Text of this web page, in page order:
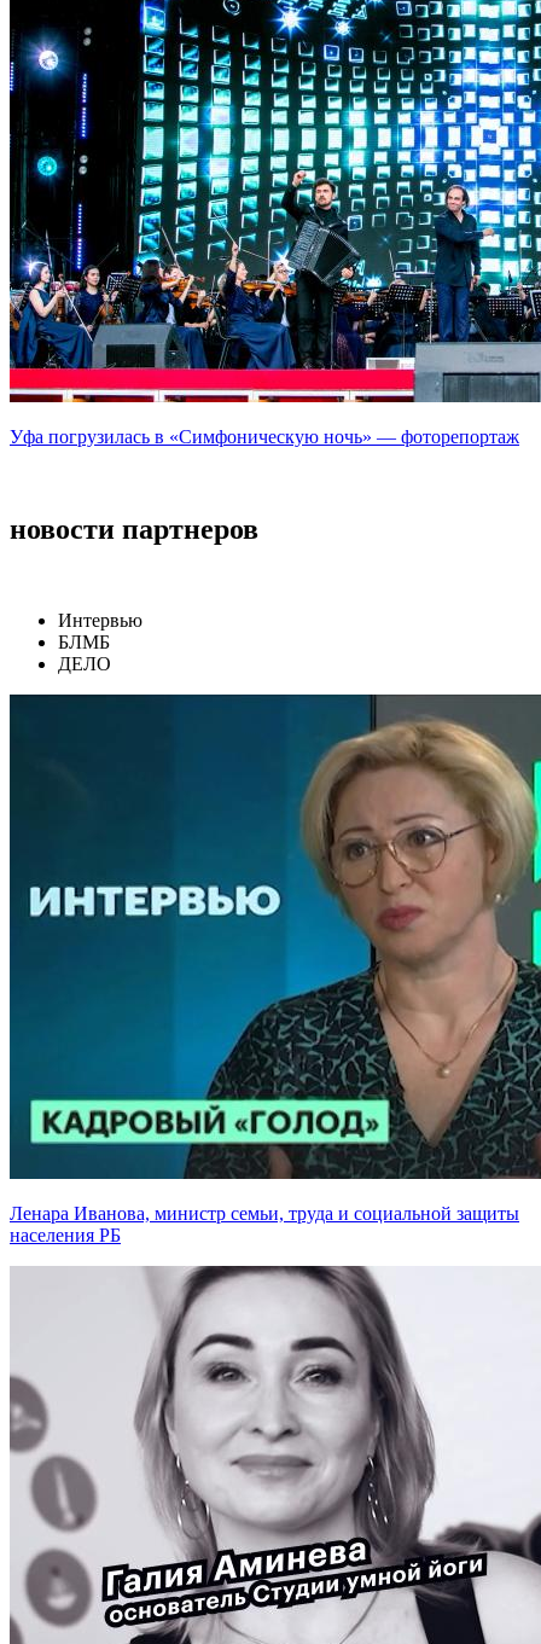
Уфа погрузилась в «Симфоническую ночь» — фоторепортаж
новости партнеров
Интервью
БЛМБ
ДЕЛО
Ленара Иванова, министр семьи, труда и социальной защиты
населения РБ